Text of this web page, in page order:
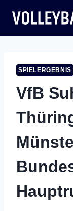
Inhalt
springen
SPIELERGEBNIS
VfB